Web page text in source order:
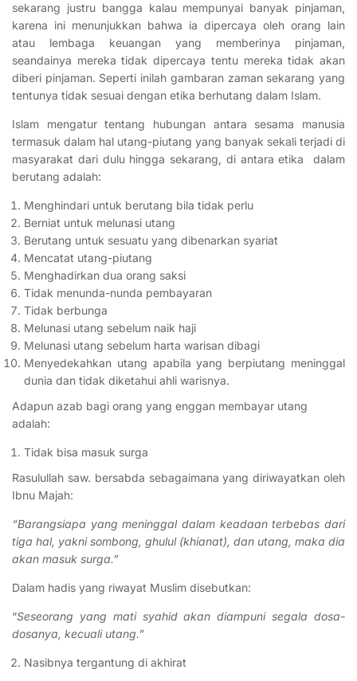
sekarang justru bangga kalau mempunyai banyak pinjaman,
karena ini menunjukkan bahwa ia dipercaya oleh orang lain
atau lembaga keuangan yang memberinya pinjaman,
seandainya mereka tidak dipercaya tentu mereka tidak akan
diberi pinjaman. Seperti inilah gambaran zaman sekarang yang
tentunya tidak sesuai dengan etika berhutang dalam Islam.
Islam mengatur tentang hubungan antara sesama manusia
termasuk dalam hal utang-piutang yang banyak sekali terjadi di
masyarakat dari dulu hingga sekarang, di antara etika dalam
berutang adalah:
Menghindari untuk berutang bila tidak perlu
Berniat untuk melunasi utang
Berutang untuk sesuatu yang dibenarkan syariat
Mencatat utang-piutang
Menghadirkan dua orang saksi
Tidak menunda-nunda pembayaran
Tidak berbunga
Melunasi utang sebelum naik haji
Melunasi utang sebelum harta warisan dibagi
Menyedekahkan utang apabila yang berpiutang meninggal
dunia dan tidak diketahui ahli warisnya.
Adapun azab bagi orang yang enggan membayar utang
adalah:
Tidak bisa masuk surga
Rasulullah saw. bersabda sebagaimana yang diriwayatkan oleh
Ibnu Majah:
“Barangsiapa yang meninggal dalam keadaan terbebas dari
tiga hal, yakni sombong, ghulul (khianat), dan utang, maka dia
akan masuk surga.”
Dalam hadis yang riwayat Muslim disebutkan:
“Seseorang yang mati syahid akan diampuni segala dosa-
dosanya, kecuali utang.”
Nasibnya tergantung di akhirat